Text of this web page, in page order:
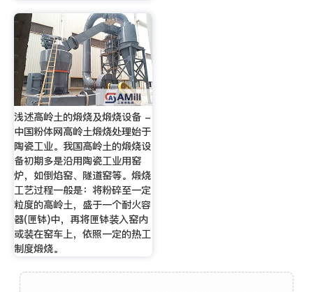
浅述高岭土的煅烧及煅烧设备 -
中国粉体网高岭土煅烧处理始于
陶瓷工业。我国高岭土的煅烧设
备初期多是沿用陶瓷工业用窑
炉，如倒焰窑、隧道窑等。煅烧
工艺过程一般是：将粉碎至一定
粒度的高岭土，盛于一个耐火容
器(匣钵)中，再将匣钵装入窑内
或装在窑车上，依照一定的热工
制度煅烧。